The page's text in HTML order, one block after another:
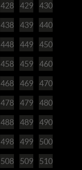
428 429 430
438 439 440
448 449 450
458 459 460
468 469 470
478 479 480
488 489 490
498 499 500
508 509 510